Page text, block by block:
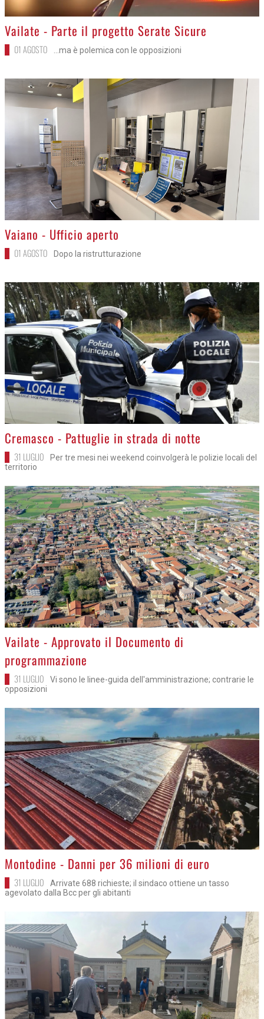
>
Vailate - Parte il progetto Serate Sicure
01 AGOSTO ...ma è polemica con le opposizioni
>
Vaiano - Ufficio aperto
01 AGOSTO Dopo la ristrutturazione
>
Cremasco - Pattuglie in strada di notte
31 LUGLIO
Per tre mesi nei weekend coinvolgerà le polizie locali del
territorio
>
Vailate - Approvato il Documento di
programmazione
31 LUGLIO
Vi sono le linee-guida dell'amministrazione; contrarie le
opposizioni
>Montodine - Danni per 36 milioni di euro
31 LUGLIO
Arrivate 688 richieste; il sindaco ottiene un tasso
agevolato dalla Bcc per gli abitanti